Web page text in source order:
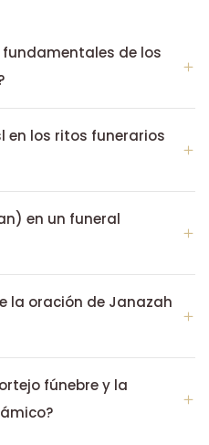
fundamentales de los
en los ritos funerarios
en un funeral
la oración de Janazah
fúnebre y la